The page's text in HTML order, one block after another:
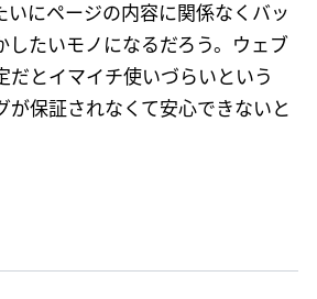
にページの内容に関係なくバッ
したいモノになるだろう。ウェブ
だとイマイチ使いづらいという
が保証されなくて安心できないと